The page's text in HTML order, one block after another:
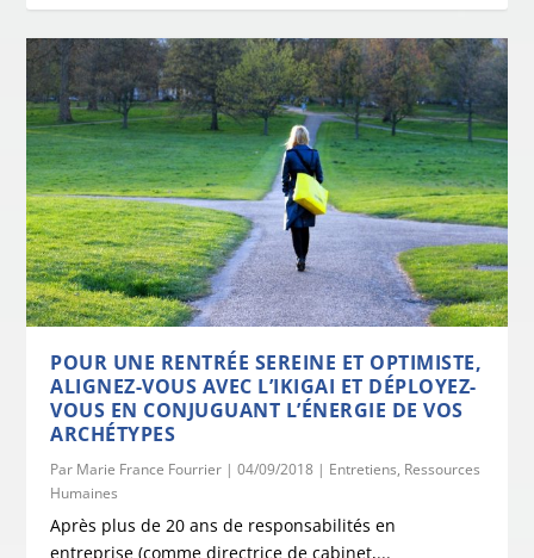
POUR UNE RENTRÉE SEREINE ET OPTIMISTE,
ALIGNEZ-VOUS AVEC L’IKIGAI ET DÉPLOYEZ-
VOUS EN CONJUGUANT L’ÉNERGIE DE VOS
ARCHÉTYPES
Par Marie France Fourrier |04/09/2018 | Entretiens, Ressources
Humaines
Après plus de 20 ans de responsabilités en
entreprise (comme directrice de cabinet,...